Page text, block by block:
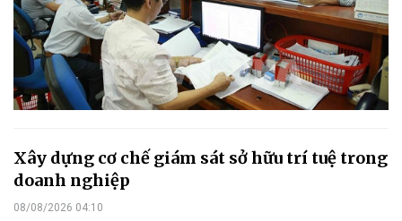
Xây dựng cơ chế giám sát sở hữu trí tuệ trong
doanh nghiệp
08/08/2026 04:10